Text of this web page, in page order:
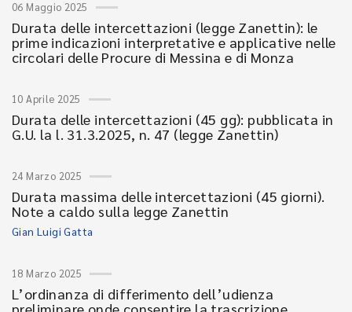
06 Maggio 2025
Durata delle intercettazioni (legge Zanettin): le
prime indicazioni interpretative e applicative nelle
circolari delle Procure di Messina e di Monza
10 Aprile 2025
Durata delle intercettazioni (45 gg): pubblicata in
G.U. la l. 31.3.2025, n. 47 (legge Zanettin)
24 Marzo 2025
Durata massima delle intercettazioni (45 giorni).
Note a caldo sulla legge Zanettin
Gian Luigi Gatta
18 Marzo 2025
L’ordinanza di differimento dell’udienza